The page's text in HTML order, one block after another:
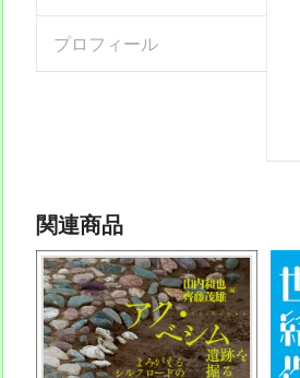
プロフィール
関連商品